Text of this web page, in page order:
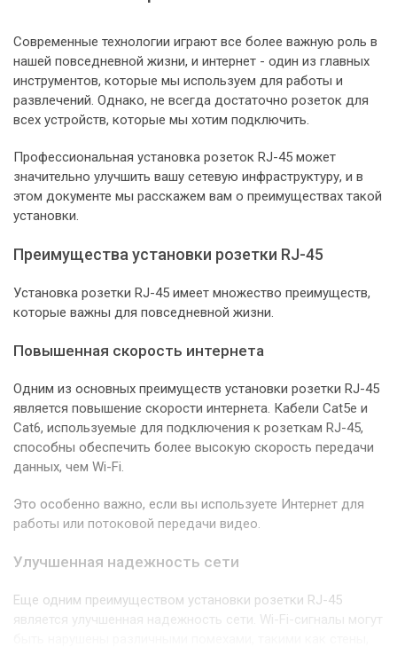
Современные технологии играют все более важную роль в
нашей повседневной жизни, и интернет - один из главных
инструментов, которые мы используем для работы и
развлечений. Однако, не всегда достаточно розеток для
всех устройств, которые мы хотим подключить.
Профессиональная установка розеток RJ-45 может
значительно улучшить вашу сетевую инфраструктуру, и в
этом документе мы расскажем вам о преимуществах такой
установки.
Преимущества установки розетки RJ-45
Установка розетки RJ-45 имеет множество преимуществ,
которые важны для повседневной жизни.
Повышенная скорость интернета
Одним из основных преимуществ установки розетки RJ-45
является повышение скорости интернета. Кабели Cat5e и
Cat6, используемые для подключения к розеткам RJ-45,
способны обеспечить более высокую скорость передачи
данных, чем Wi-Fi.
Это особенно важно, если вы используете Интернет для
работы или потоковой передачи видео.
Улучшенная надежность сети
Еще одним преимуществом установки розетки RJ-45
является улучшенная надежность сети. Wi-Fi-сигналы могут